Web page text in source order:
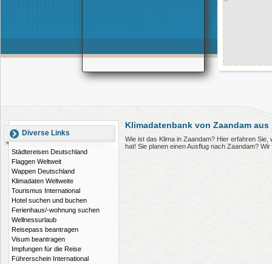
Diverse Links
Städtereisen Deutschland
Flaggen Weltweit
Wappen Deutschland
Klimadaten Weltweite
Tourismus International
Hotel suchen und buchen
Ferienhaus/-wohnung suchen
Wellnessurlaub
Reisepass beantragen
Visum beantragen
Impfungen für die Reise
Führerschein International
Klimadatenbank von Zaandam aus
Wie ist das Klima in Zaandam? Hier erfahren
hat! Sie planen einen Ausflug nach Zaandam?